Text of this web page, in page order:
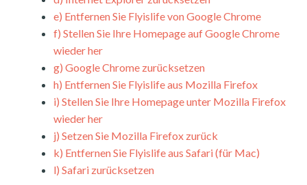
e) Entfernen Sie Flyislife von Google Chrome
f) Stellen Sie Ihre Homepage auf Google Chrome
wieder her
g) Google Chrome zurücksetzen
h) Entfernen Sie Flyislife aus Mozilla Firefox
i) Stellen Sie Ihre Homepage unter Mozilla Firefox
wieder her
j) Setzen Sie Mozilla Firefox zurück
k) Entfernen Sie Flyislife aus Safari (für Mac)
l) Safari zurücksetzen